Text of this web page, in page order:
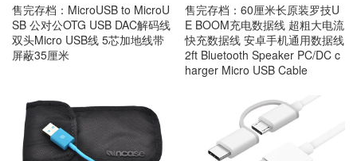
售完存档：MicroUSB to MicroU
SB 公对公OTG USB DAC解码线
双头Micro USB线 5芯加地线带
屏蔽35厘米
售完存档：60厘米长原装罗技U
E BOOM充电数据线 超粗大电流
快充数据线 安卓手机通用数据线
2ft Bluetooth Speaker PC/DC c
harger Micro USB Cable